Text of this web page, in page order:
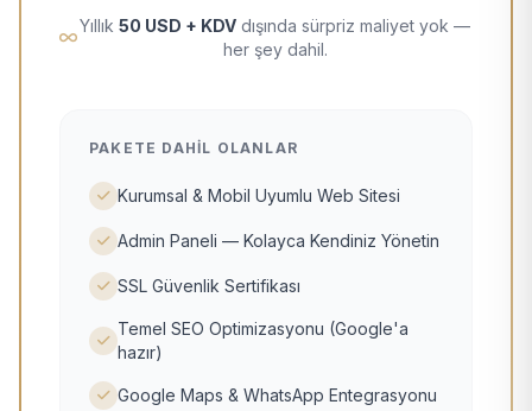
Yıllık 50 USD + KDV dışında sürpriz maliyet yok —
her şey dahil.
PAKETE DAHIL OLANLAR
Kurumsal & Mobil Uyumlu Web Sitesi
Admin Paneli — Kolayca Kendiniz Yönetin
SSL Güvenlik Sertifikası
Temel SEO Optimizasyonu (Google'a
hazır)
Google Maps & WhatsApp Entegrasyonu